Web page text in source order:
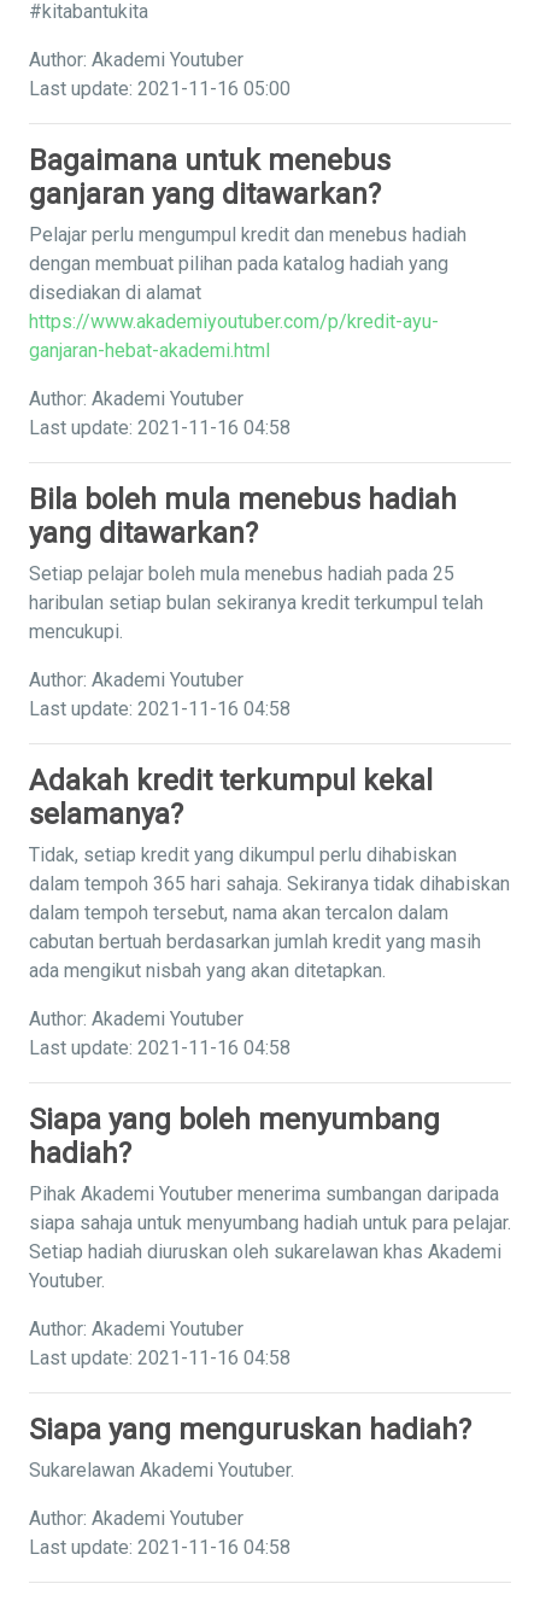
#kitabantukita
Author: Akademi Youtuber
Last update: 2021-11-16 05:00
Bagaimana untuk menebus
ganjaran yang ditawarkan?
Pelajar perlu mengumpul kredit dan menebus hadiah
dengan membuat pilihan pada katalog hadiah yang
disediakan di alamat
https://www.akademiyoutuber.com/p/kredit-ayu-
ganjaran-hebat-akademi.html
Author: Akademi Youtuber
Last update: 2021-11-16 04:58
Bila boleh mula menebus hadiah
yang ditawarkan?
Setiap pelajar boleh mula menebus hadiah pada 25
haribulan setiap bulan sekiranya kredit terkumpul telah
mencukupi.
Author: Akademi Youtuber
Last update: 2021-11-16 04:58
Adakah kredit terkumpul kekal
selamanya?
Tidak, setiap kredit yang dikumpul perlu dihabiskan
dalam tempoh 365 hari sahaja. Sekiranya tidak dihabiskan
dalam tempoh tersebut, nama akan tercalon dalam
cabutan bertuah berdasarkan jumlah kredit yang masih
ada mengikut nisbah yang akan ditetapkan.
Author: Akademi Youtuber
Last update: 2021-11-16 04:58
Siapa yang boleh menyumbang
hadiah?
Pihak Akademi Youtuber menerima sumbangan daripada
siapa sahaja untuk menyumbang hadiah untuk para pelajar.
Setiap hadiah diuruskan oleh sukarelawan khas Akademi
Youtuber.
Author: Akademi Youtuber
Last update: 2021-11-16 04:58
Siapa yang menguruskan hadiah?
Sukarelawan Akademi Youtuber.
Author: Akademi Youtuber
Last update: 2021-11-16 04:58